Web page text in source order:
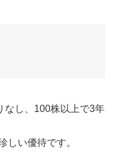
なし、100株以上で3年
しい優待です。